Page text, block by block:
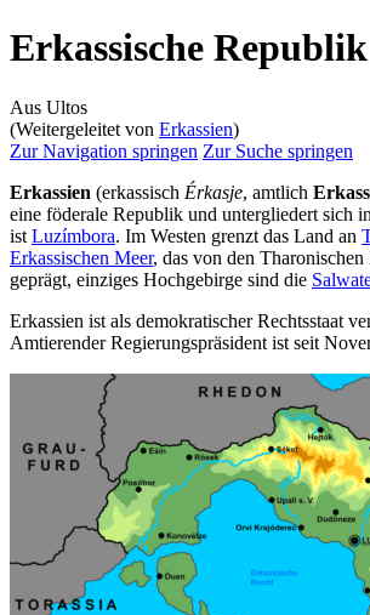
Erkassische Republik
Aus Ultos
(Weitergeleitet von Erkassien)
Zur Navigation springen Zur Suche springen
Erkassien (erkassisch Érkasje, amtlich
eine föderale Republik und untergliedert sich
ist Luzímbora. Im Westen grenzt das Land an
Erkassischen Meer, das von den
geprägt, einziges Hochgebirge sind die
Erkassien ist als demokratischer Rechtsstaat
Amtierender Regierungspräsident ist seit